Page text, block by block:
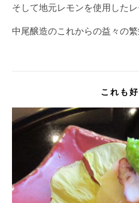
そして地元レモンを使用した
中尾醸造のこれからの益々の
これも